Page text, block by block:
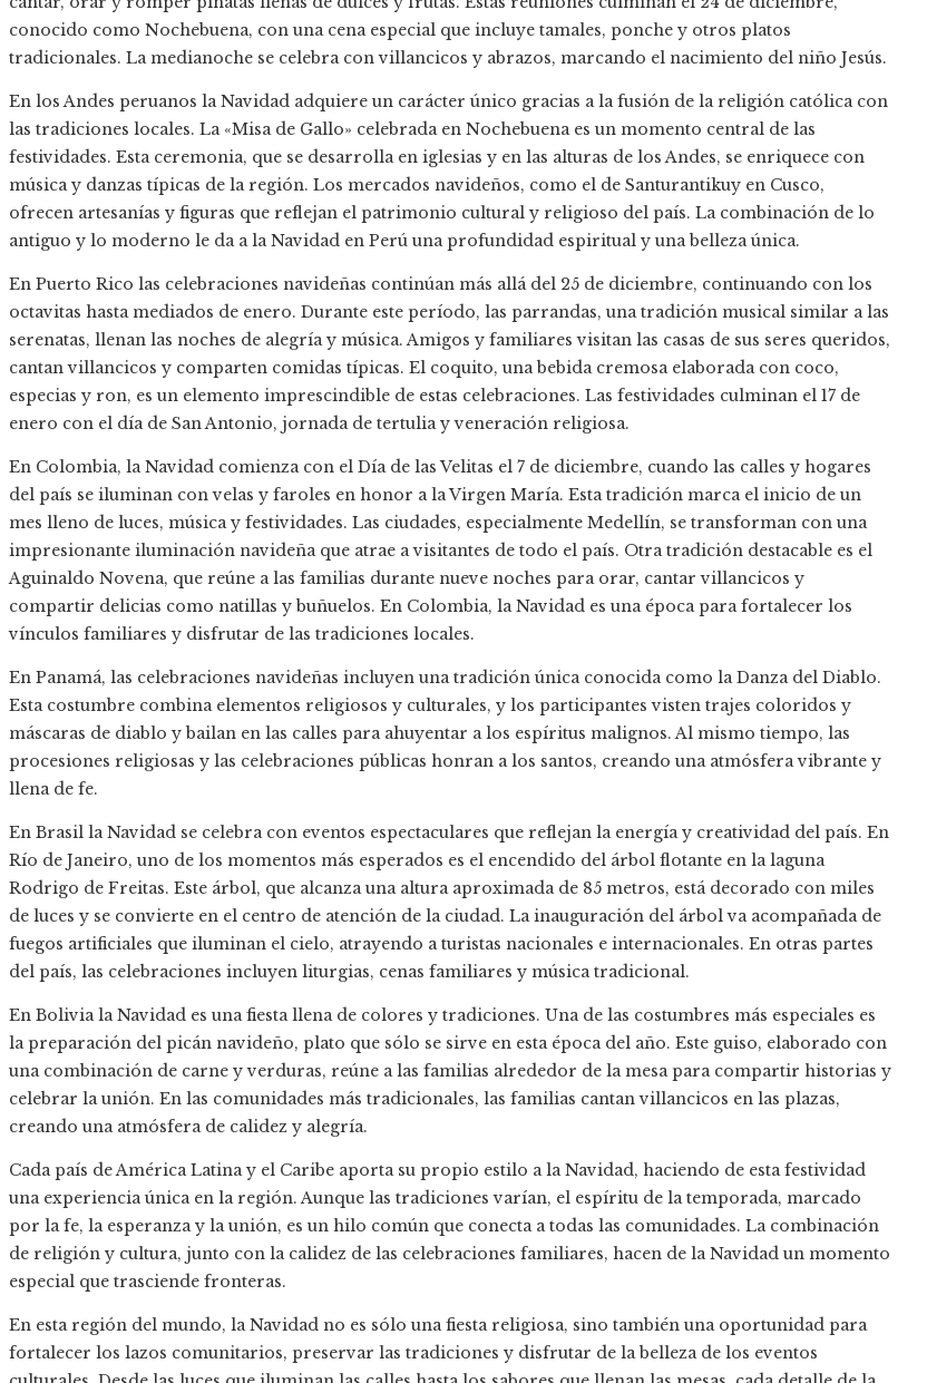
conocido como Nochebuena, con una cena especial que incluye tamales, ponche y otros platos
tradicionales. La medianoche se celebra con villancicos y abrazos, marcando el nacimiento del niño Jesús.
En los Andes peruanos la Navidad adquiere un carácter único gracias a la fusión de la religión católica con
las tradiciones locales. La «Misa de Gallo» celebrada en Nochebuena es un momento central de las
festividades. Esta ceremonia, que se desarrolla en iglesias y en las alturas de los Andes, se enriquece con
música y danzas típicas de la región. Los mercados navideños, como el de Santurantikuy en Cusco,
ofrecen artesanías y figuras que reflejan el patrimonio cultural y religioso del país. La combinación de lo
antiguo y lo moderno le da a la Navidad en Perú una profundidad espiritual y una belleza única.
En Puerto Rico las celebraciones navideñas continúan más allá del 25 de diciembre, continuando con los
octavitas hasta mediados de enero. Durante este período, las parrandas, una tradición musical similar a las
serenatas, llenan las noches de alegría y música. Amigos y familiares visitan las casas de sus seres queridos,
cantan villancicos y comparten comidas típicas. El coquito, una bebida cremosa elaborada con coco,
especias y ron, es un elemento imprescindible de estas celebraciones. Las festividades culminan el 17 de
enero con el día de San Antonio, jornada de tertulia y veneración religiosa.
En Colombia, la Navidad comienza con el Día de las Velitas el 7 de diciembre, cuando las calles y hogares
del país se iluminan con velas y faroles en honor a la Virgen María. Esta tradición marca el inicio de un
mes lleno de luces, música y festividades. Las ciudades, especialmente Medellín, se transforman con una
impresionante iluminación navideña que atrae a visitantes de todo el país. Otra tradición destacable es el
Aguinaldo Novena, que reúne a las familias durante nueve noches para orar, cantar villancicos y
compartir delicias como natillas y buñuelos. En Colombia, la Navidad es una época para fortalecer los
vínculos familiares y disfrutar de las tradiciones locales.
En Panamá, las celebraciones navideñas incluyen una tradición única conocida como la Danza del Diablo.
Esta costumbre combina elementos religiosos y culturales, y los participantes visten trajes coloridos y
máscaras de diablo y bailan en las calles para ahuyentar a los espíritus malignos. Al mismo tiempo, las
procesiones religiosas y las celebraciones públicas honran a los santos, creando una atmósfera vibrante y
llena de fe.
En Brasil la Navidad se celebra con eventos espectaculares que reflejan la energía y creatividad del país. En
Río de Janeiro, uno de los momentos más esperados es el encendido del árbol flotante en la laguna
Rodrigo de Freitas. Este árbol, que alcanza una altura aproximada de 85 metros, está decorado con miles
de luces y se convierte en el centro de atención de la ciudad. La inauguración del árbol va acompañada de
fuegos artificiales que iluminan el cielo, atrayendo a turistas nacionales e internacionales. En otras partes
del país, las celebraciones incluyen liturgias, cenas familiares y música tradicional.
En Bolivia la Navidad es una fiesta llena de colores y tradiciones. Una de las costumbres más especiales es
la preparación del picán navideño, plato que sólo se sirve en esta época del año. Este guiso, elaborado con
una combinación de carne y verduras, reúne a las familias alrededor de la mesa para compartir historias y
celebrar la unión. En las comunidades más tradicionales, las familias cantan villancicos en las plazas,
creando una atmósfera de calidez y alegría.
Cada país de América Latina y el Caribe aporta su propio estilo a la Navidad, haciendo de esta festividad
una experiencia única en la región. Aunque las tradiciones varían, el espíritu de la temporada, marcado
por la fe, la esperanza y la unión, es un hilo común que conecta a todas las comunidades. La combinación
de religión y cultura, junto con la calidez de las celebraciones familiares, hacen de la Navidad un momento
especial que trasciende fronteras.
En esta región del mundo, la Navidad no es sólo una fiesta religiosa, sino también una oportunidad para
fortalecer los lazos comunitarios, preservar las tradiciones y disfrutar de la belleza de los eventos